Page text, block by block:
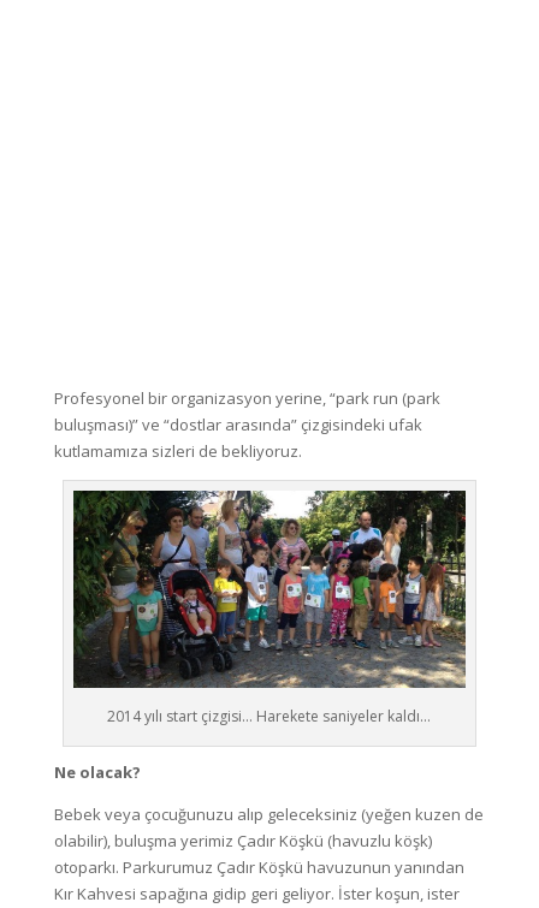
Profesyonel bir organizasyon yerine, “park run (park
buluşması)” ve “dostlar arasında” çizgisindeki ufak
kutlamamıza sizleri de bekliyoruz.
2014 yılı start çizgisi… Harekete saniyeler kaldı…
Ne olacak?
Bebek veya çocuğunuzu alıp geleceksiniz (yeğen kuzen de
olabilir), buluşma yerimiz Çadır Köşkü (havuzlu köşk)
otoparkı. Parkurumuz Çadır Köşkü havuzunun yanından
Kır Kahvesi sapağına gidip geri geliyor. İster koşun, ister